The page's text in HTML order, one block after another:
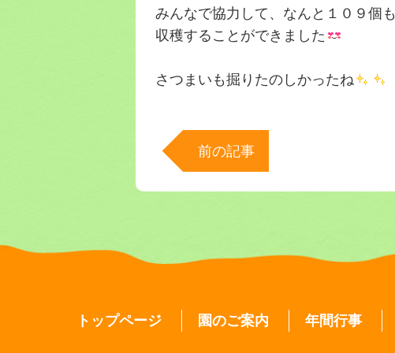
みんなで協力して、なんと１０９個も
収穫することができました
さつまいも掘りたのしかったね
前の記事
トップページ 園のご案内 年間行事